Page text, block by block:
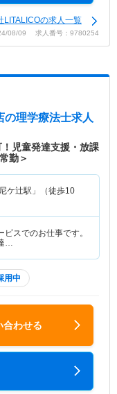
LITALICOの求人一覧
08/09 求人番号：9780254
の理学療法士求人
！児童発達支援・放課
勤＞
ケ辻駅」（徒歩10
スでのお仕事です。
…
用中
合わせる